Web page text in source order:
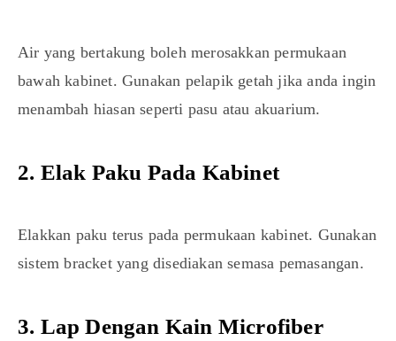
Air yang bertakung boleh merosakkan permukaan
bawah kabinet. Gunakan pelapik getah jika anda ingin
menambah hiasan seperti pasu atau akuarium.
2. Elak Paku Pada Kabinet
Elakkan paku terus pada permukaan kabinet. Gunakan
sistem bracket yang disediakan semasa pemasangan.
3. Lap Dengan Kain Microfiber